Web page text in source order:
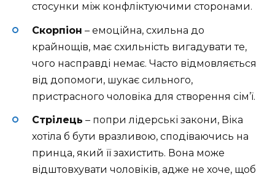
стосунки між конфліктуючими сторонами.
Скорпіон – емоційна, схильна до
крайнощів, має схильність вигадувати те,
чого насправді немає. Часто відмовляється
від допомоги, шукає сильного,
пристрасного чоловіка для створення сім’ї.
Стрілець – попри лідерські закони, Віка
хотіла б бути вразливою, сподіваючись на
принца, який її захистить. Вона може
відштовхувати чоловіків, адже не хоче, щоб